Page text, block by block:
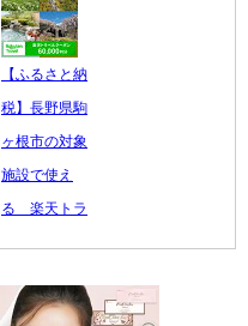
【ふるさと納
税】長野県駒
ヶ根市の対象
施設で使え
る 楽天トラ
レビュー数：0